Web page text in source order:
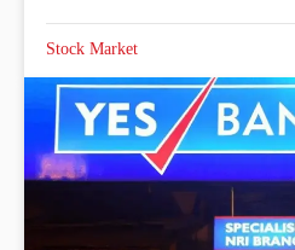
Stock Market